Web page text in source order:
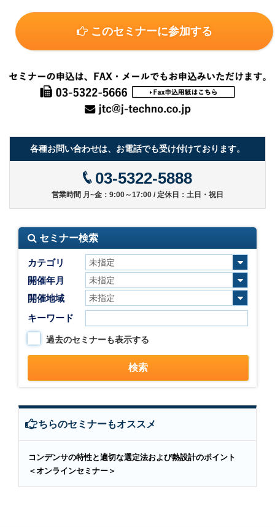
このセミナーに参加する
各種お問い合わせは、お電話でも受け付けております。
03-5322-5888
営業時間 月~金：9:00～17:00 / 定休日：土日・祝日
セミナー検索
カテゴリ
開催年月
開催地域
キーワード
過去のセミナーも表示する
こちらのセミナーもオススメ
コンデンサの特性と適切な選定法および熱設計のポイント
＜オンラインセミナー＞